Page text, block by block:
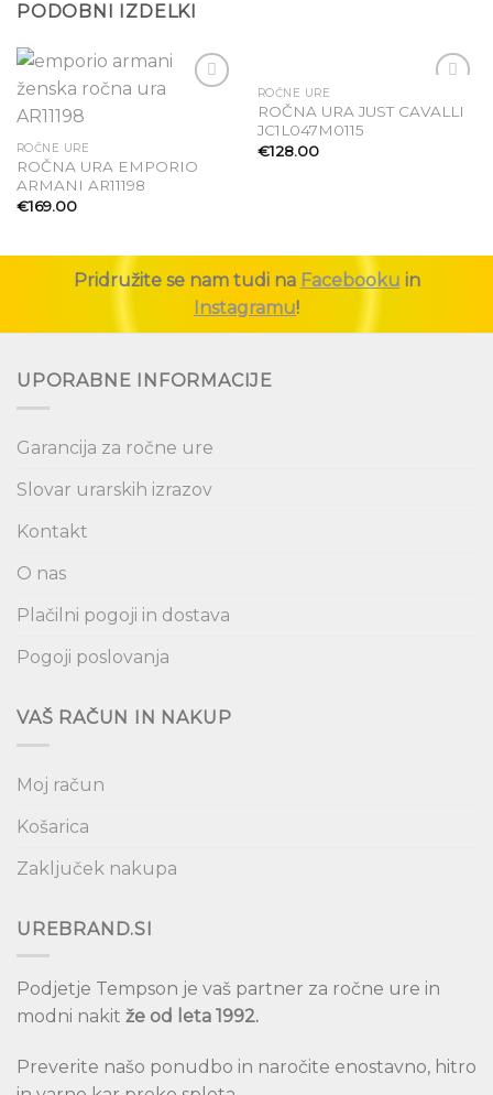
PODOBNI IZDELKI
ROČNE URE
ROČNA URA EMPORIO
ARMANI AR11198
€169.00
ROČNE URE
ROČNA URA JUST CAVALLI
JC1L047M0115
€128.00
Pridružite se nam tudi na Facebooku in
Instagramu!
UPORABNE INFORMACIJE
Garancija za ročne ure
Slovar urarskih izrazov
Kontakt
O nas
Plačilni pogoji in dostava
Pogoji poslovanja
VAŠ RAČUN IN NAKUP
Moj račun
Košarica
Zaključek nakupa
UREBRAND.SI
Podjetje Tempson je vaš partner za ročne ure in
modni nakit že od leta 1992.
Preverite našo ponudbo in naročite enostavno, hitro